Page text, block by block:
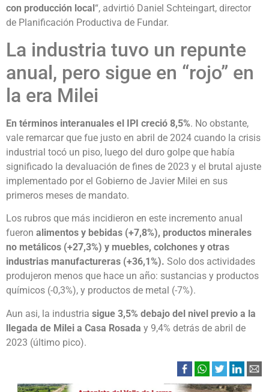
con producción local“, advirtió Daniel Schteingart, director
de Planificación Productiva de Fundar.
La industria tuvo un repunte
anual, pero sigue en “rojo” en
la era Milei
En términos interanuales el IPI creció 8,5%. No obstante,
vale remarcar que fue justo en abril de 2024 cuando la crisis
industrial tocó un piso, luego del duro golpe que había
significado la devaluación de fines de 2023 y el brutal ajuste
implementado por el Gobierno de Javier Milei en sus
primeros meses de mandato.
Los rubros que más incidieron en este incremento anual
fueron alimentos y bebidas (+7,8%), productos minerales
no metálicos (+27,3%) y muebles, colchones y otras
industrias manufactureras (+36,1%). Solo dos actividades
produjeron menos que hace un año: sustancias y productos
químicos (-0,3%), y productos de metal (-7%).
Aun asi, la industria sigue 3,5% debajo del nivel previo a la
llegada de Milei a Casa Rosada y 9,4% detrás de abril de
2023 (último pico).